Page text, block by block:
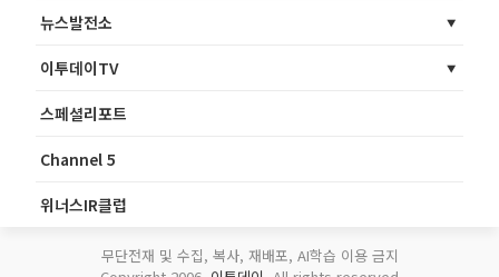
뉴스발전소
이투데이TV
스페셜리포트
Channel 5
위너스IR클럽
무단전재 및 수집, 복사, 재배포, AI학습 이용 금지